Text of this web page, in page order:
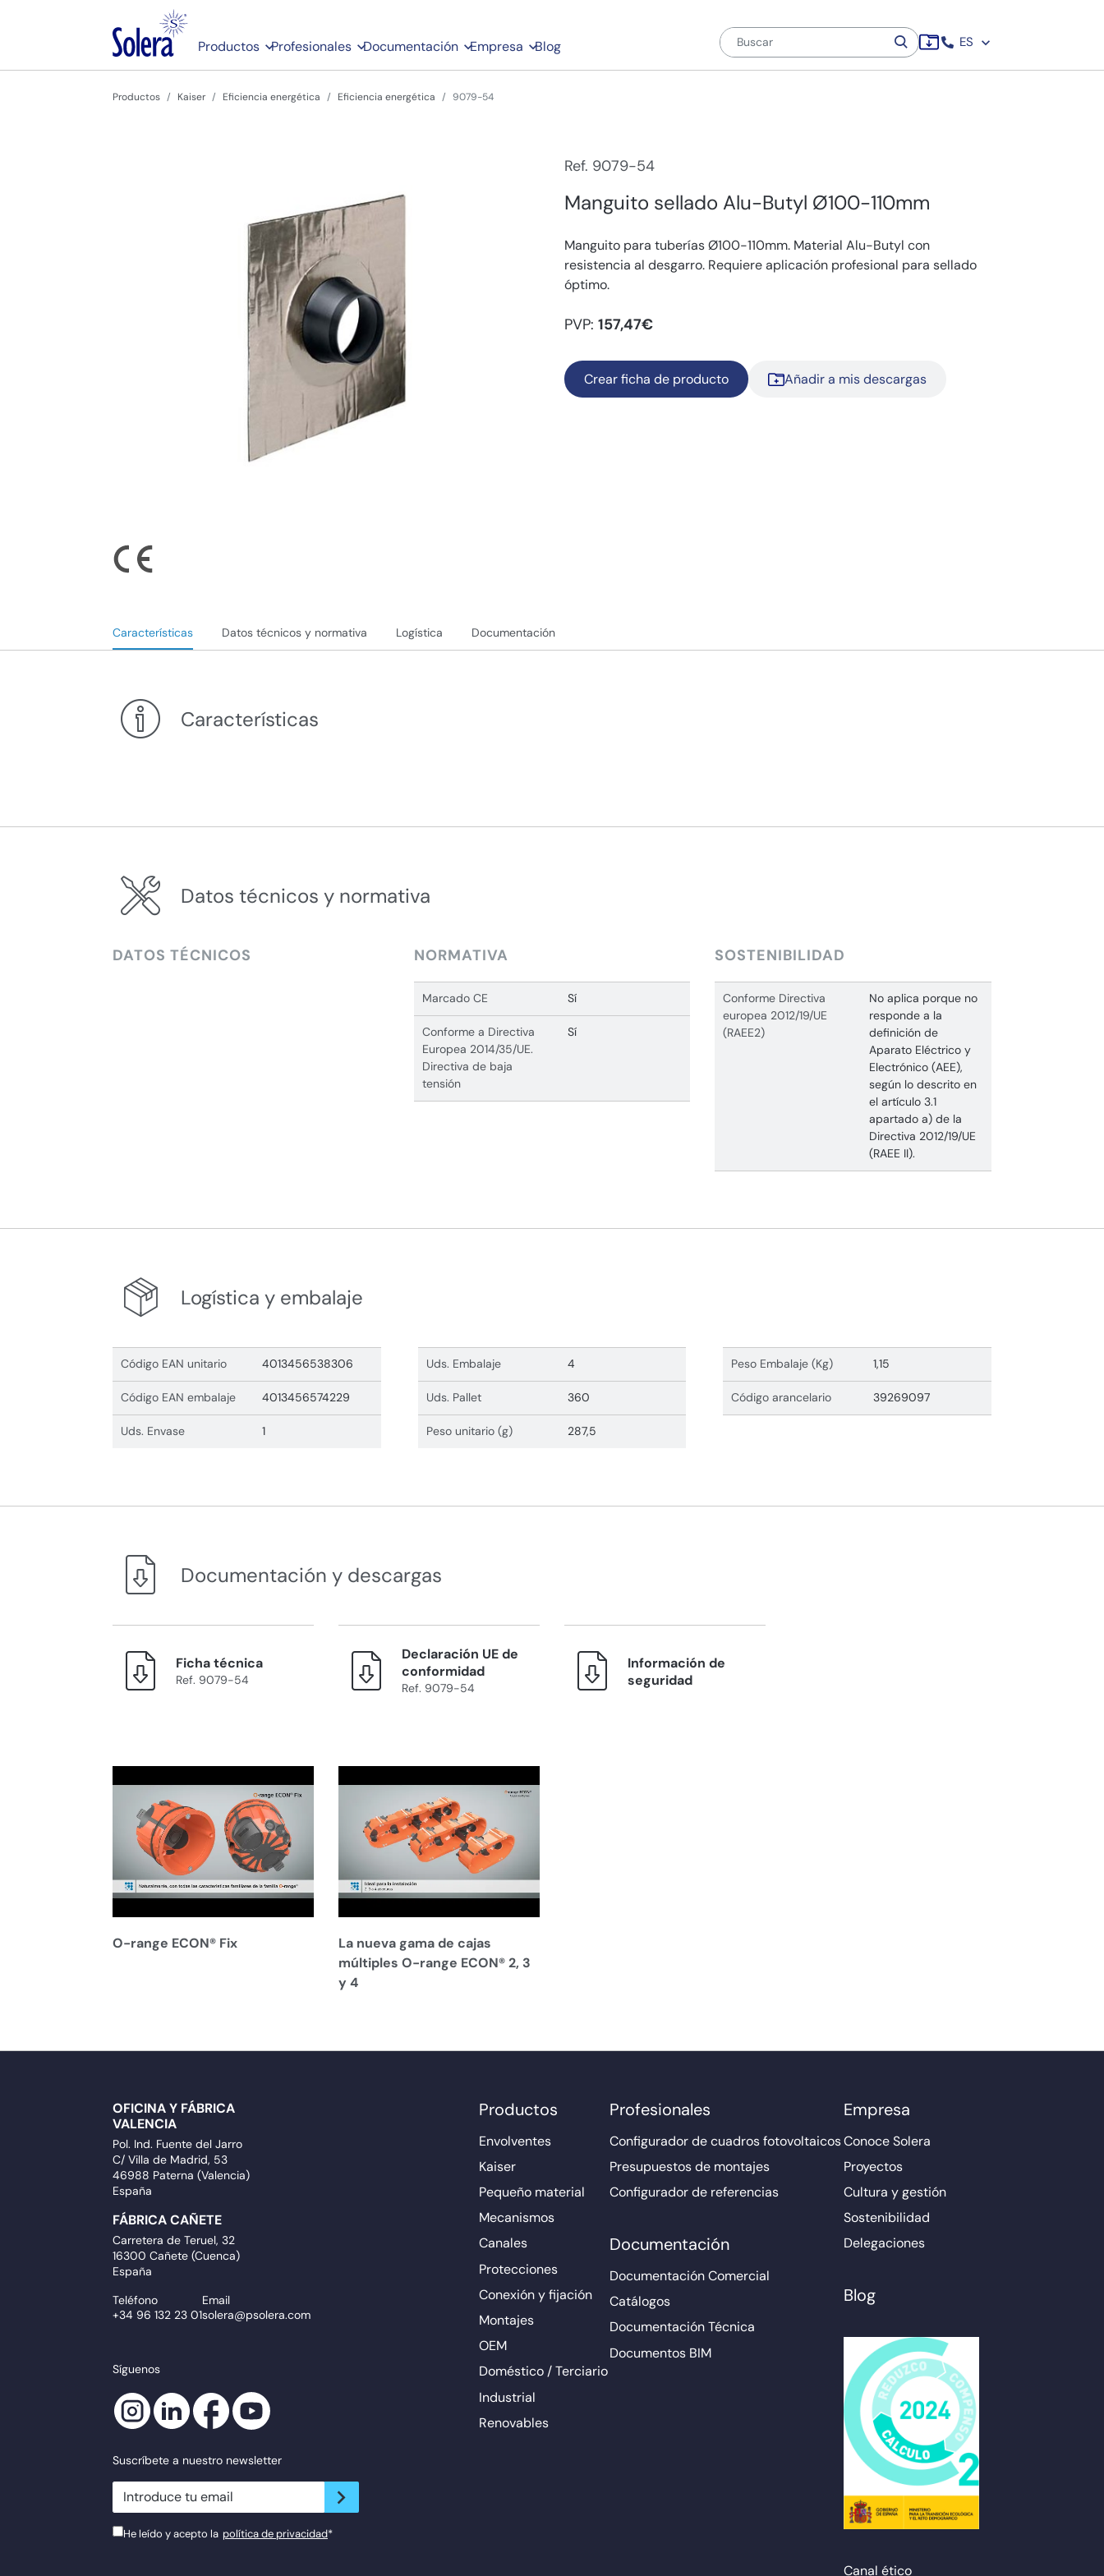
Productos Profesionales Documentación Empresa Blog ES
Productos Kaiser Eficiencia energética Eficiencia energética 9079-54
Ref. 9079-54
Manguito sellado Alu-Butyl Ø100-110mm
Manguito para tuberías Ø100-110mm. Material Alu-Butyl con
resistencia al desgarro. Requiere aplicación profesional para sellado
óptimo.
PVP: 157,47€
Crear ficha de producto Añadir a mis descargas
Características Datos técnicos y normativa Logística Documentación
Características
Datos técnicos y normativa
DATOS TÉCNICOS NORMATIVA
Marcado CE Sí
Conforme a Directiva
Europea 2014/35/UE.
Directiva de baja
tensión
Sí
SOSTENIBILIDAD
Conforme Directiva
europea 2012/19/UE
(RAEE2)
No aplica porque no
responde a la
definición de
Aparato Eléctrico y
Electrónico (AEE),
según lo descrito en
el artículo 3.1
apartado a) de la
Directiva 2012/19/UE
(RAEE II).
Logística y embalaje
Código EAN unitario 4013456538306
Código EAN embalaje 4013456574229
Uds. Envase 1
Uds. Embalaje 4
Uds. Pallet 360
Peso unitario (g) 287,5
Peso Embalaje (Kg) 1,15
Código arancelario 39269097
Documentación y descargas
Ficha técnica
Ref. 9079-54
Declaración UE de
conformidad
Ref. 9079-54
Información de
seguridad
O-range ECON® Fix
La nueva gama de cajas
múltiples O-range ECON® 2, 3
y 4
OFICINA Y FÁBRICA
VALENCIA
Pol. Ind. Fuente del Jarro
C/ Villa de Madrid, 53
46988 Paterna (Valencia)
España
FÁBRICA CAÑETE
Carretera de Teruel, 32
16300 Cañete (Cuenca)
España
Teléfono
+34 96 132 23 01
Email
solera@psolera.com
Síguenos
Suscríbete a nuestro newsletter
newsletter.suscribe
He leído y acepto la política de privacidad*
Productos
Envolventes
Kaiser
Pequeño material
Mecanismos
Canales
Protecciones
Conexión y fijación
Montajes
OEM
Doméstico / Terciario
Industrial
Renovables
Profesionales
Configurador de cuadros fotovoltaicos
Presupuestos de montajes
Configurador de referencias
Documentación
Documentación Comercial
Catálogos
Documentación Técnica
Documentos BIM
Empresa
Conoce Solera
Proyectos
Cultura y gestión
Sostenibilidad
Delegaciones
Blog
Canal ético